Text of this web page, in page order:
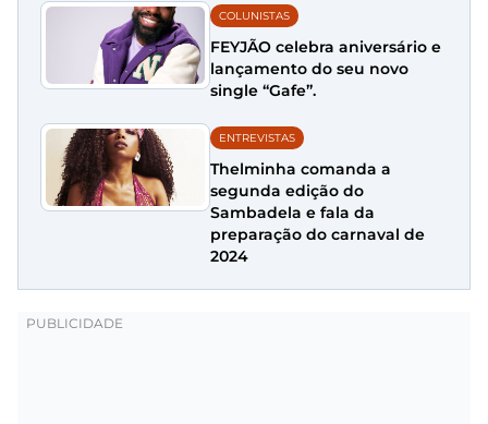
COLUNISTAS
FEYJÃO celebra aniversário e
lançamento do seu novo
single “Gafe”.
ENTREVISTAS
Thelminha comanda a
segunda edição do
Sambadela e fala da
preparação do carnaval de
2024